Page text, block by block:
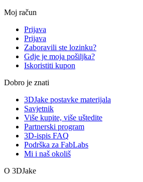
Moj račun
Prijava
Prijava
Zaboravili ste lozinku?
Gdje je moja pošiljka?
Iskoristiti kupon
Dobro je znati
3DJake postavke materijala
Savjetnik
Više kupite, više uštedite
Partnerski program
3D-ispis FAQ
Podrška za FabLabs
Mi i naš okoliš
O 3DJake